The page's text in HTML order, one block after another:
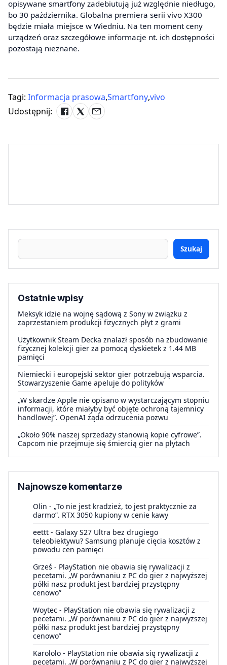
opisywane smartfony zadebiutują już względnie niedługo,
bo 30 października. Globalna premiera serii vivo X300
będzie miała miejsce w Wiedniu. Na ten moment ceny
urządzeń oraz szczegółowe informacje nt. ich dostępności
pozostają nieznane.
Tagi: Informacja prasowa,Smartfony,vivo
Udostępnij:
Szukaj
Ostatnie wpisy
Meksyk idzie na wojnę sądową z Sony w związku z
zaprzestaniem produkcji fizycznych płyt z grami
Użytkownik Steam Decka znalazł sposób na zbudowanie
fizycznej kolekcji gier za pomocą dyskietek z 1.44 MB
pamięci
Niemiecki i europejski sektor gier potrzebują wsparcia.
Stowarzyszenie Game apeluje do polityków
„W skardze Apple nie opisano w wystarczającym stopniu
informacji, które miałyby być objęte ochroną tajemnicy
handlowej”. OpenAI żąda odrzucenia pozwu
„Około 90% naszej sprzedaży stanowią kopie cyfrowe”.
Capcom nie przejmuje się śmiercią gier na płytach
Najnowsze komentarze
Olin - „To nie jest kradzież, to jest praktycznie za
darmo”. RTX 3050 kupiony w cenie kawy
eettt - Galaxy S27 Ultra bez drugiego
teleobiektywu? Samsung planuje cięcia kosztów z
powodu cen pamięci
Grześ - PlayStation nie obawia się rywalizacji z
pecetami. „W porównaniu z PC do gier z najwyższej
półki nasz produkt jest bardziej przystępny
cenowo”
Woytec - PlayStation nie obawia się rywalizacji z
pecetami. „W porównaniu z PC do gier z najwyższej
półki nasz produkt jest bardziej przystępny
cenowo”
Karololo - PlayStation nie obawia się rywalizacji z
pecetami. „W porównaniu z PC do gier z najwyższej